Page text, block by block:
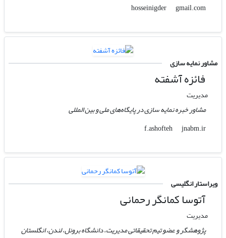
hosseinigder
gmail.com
مشاور نمایه سازی
فائزه آشفته
مدیریت
مشاور خبره نمایه سازی در پایگاه‌های ملی و بین المللی
f.ashofteh
jnabm.ir
ویراستار انگلیسی
آتوسا کمانگر رحمانی
مدیریت
پژوهشگر و عضو تیم تحقیقاتی مدیریت، دانشگاه برونل، لندن، انگلستان